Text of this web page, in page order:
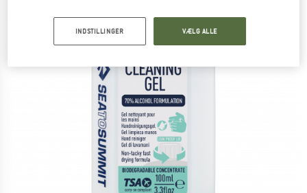
INDSTILLINGER VÆLG ALLE